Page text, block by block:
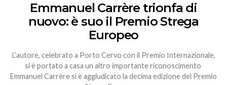
Emmanuel Carrère trionfa di
nuovo: è suo il Premio Strega
Europeo
L’autore, celebrato a Porto Cervo con il Premio Internazionale,
si è portato a casa un altro importante riconoscimento
Emmanuel Carrère si è aggiudicato la decima edizione del Premio